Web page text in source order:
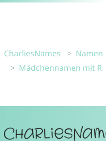
CharliesNames Namen
Mädchennamen mit R